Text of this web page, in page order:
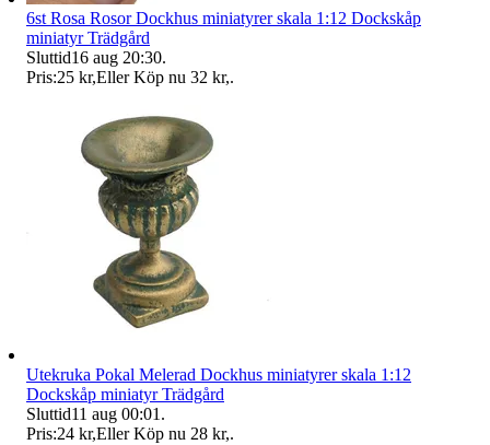
6st Rosa Rosor Dockhus miniatyrer skala 1:12 Dockskåp
miniatyr Trädgård
Sluttid16 aug 20:30.
Pris:25 kr,Eller Köp nu 32 kr,.
Utekruka Pokal Melerad Dockhus miniatyrer skala 1:12
Dockskåp miniatyr Trädgård
Sluttid11 aug 00:01 .
Pris:24 kr,Eller Köp nu 28 kr,.